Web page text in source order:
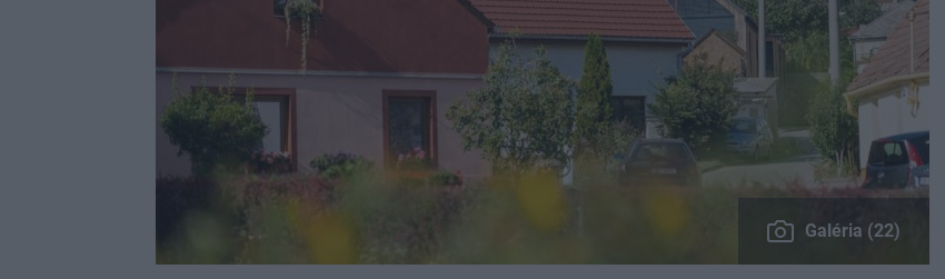
Galéria (22)